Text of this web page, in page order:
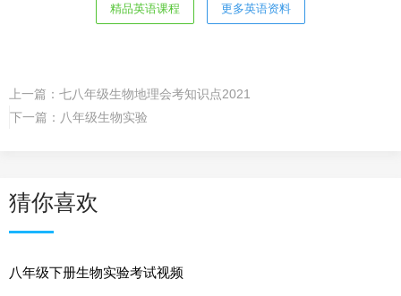
精品英语课程 更多英语资料
上一篇： 七八年级生物地理会考知识点2021
下一篇： 八年级生物实验
猜你喜欢
八年级下册生物实验考试视频